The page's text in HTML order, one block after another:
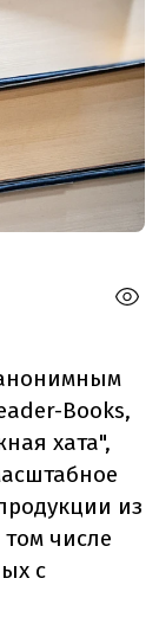
Books,
хата",
из
числе
с